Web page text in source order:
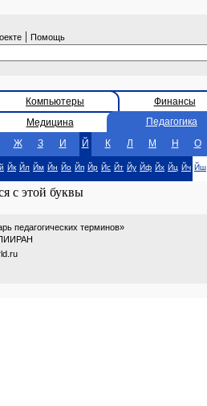
| Помощь
Компьютеры Финансы
Медицина Педагогика
Ж З И Й К Л М Н О
Йк Йл Йм Йн Йо Йп Йр Йс Йт Йу Йф Йх Йц Йч Йш
с этой буквы
педагогических терминов»